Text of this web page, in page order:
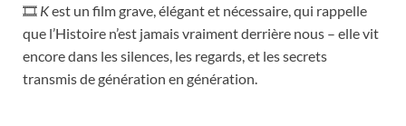
🎞️ Kest un film grave, élégant et nécessaire, qui rappelle
que l’Histoire n’est jamais vraiment derrière nous – elle vit
encore dans les silences, les regards, et les secrets
transmis de génération en génération.